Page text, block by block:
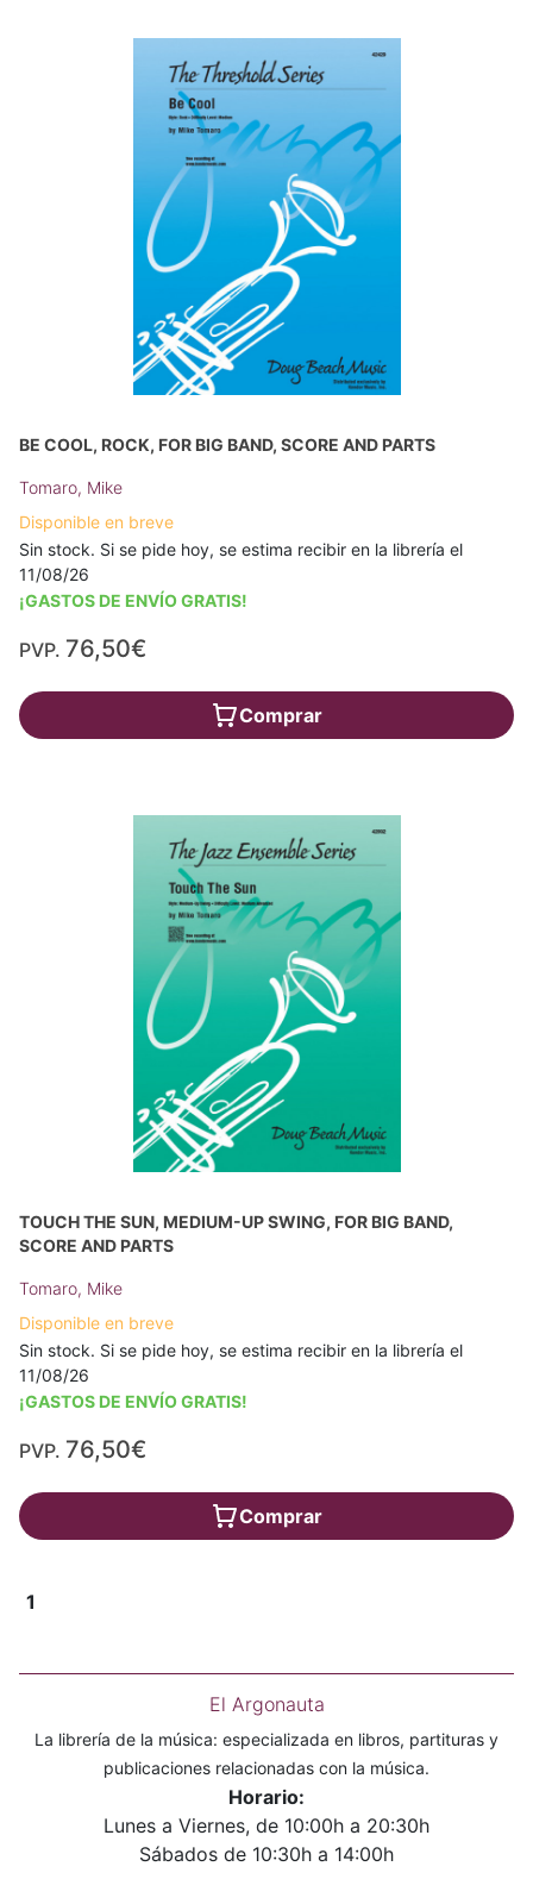
BE COOL, ROCK, FOR BIG BAND, SCORE AND PARTS
Tomaro, Mike
Disponible en breve
Sin stock. Si se pide hoy, se estima recibir en la librería el
11/08/26
¡GASTOS DE ENVÍO GRATIS!
PVP. 76,50€
Comprar
TOUCH THE SUN, MEDIUM-UP SWING, FOR BIG BAND,
SCORE AND PARTS
Tomaro, Mike
Disponible en breve
Sin stock. Si se pide hoy, se estima recibir en la librería el
11/08/26
¡GASTOS DE ENVÍO GRATIS!
PVP. 76,50€
Comprar
1
El Argonauta
La librería de la música: especializada en libros, partituras y
publicaciones relacionadas con la música.
Horario:
Lunes a Viernes, de 10:00h a 20:30h
Sábados de 10:30h a 14:00h